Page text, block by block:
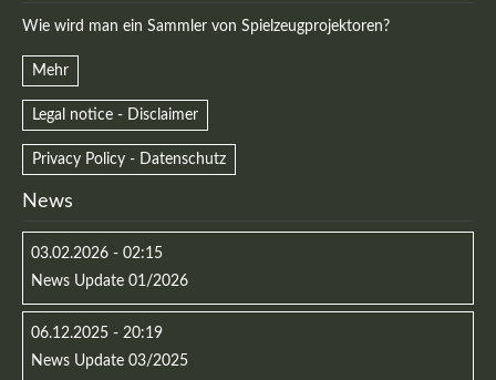
Wie wird man ein Sammler von Spielzeugprojektoren?
Mehr
Legal notice - Disclaimer
Privacy Policy - Datenschutz
News
03.02.2026 - 02:15
News Update 01/2026
06.12.2025 - 20:19
News Update 03/2025